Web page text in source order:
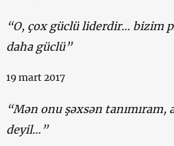
“O, çox güclü liderdir… bizim
daha güclü”
19 mart 2017
“Mən onu şəxsən tanımıram,
deyil…”